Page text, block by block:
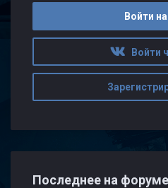
Войти
Войти
Последнее на форуме